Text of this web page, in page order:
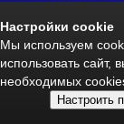
Настройки cookie
Мы используем
использовать сайт,
необходимых
Настроить